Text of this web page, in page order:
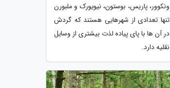
ونکوور، پاریس، بوستون، نیویورک و ملبورن
تنها تعدادی از شهرهایی هستند که گردش
در آن ها با پای پیاده لذت بیشتری از وسایل
نقلیه دارد.